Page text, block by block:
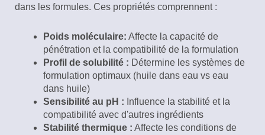
dans les formules. Ces propriétés comprennent :
Poids moléculaire: Affecte la capacité de
pénétration et la compatibilité de la formulation
Profil de solubilité : Détermine les systèmes de
formulation optimaux (huile dans eau vs eau
dans huile)
Sensibilité au pH : Influence la stabilité et la
compatibilité avec d'autres ingrédients
Stabilité thermique : Affecte les conditions de